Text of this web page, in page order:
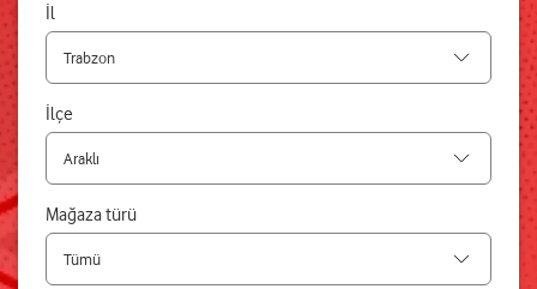
İl
İlçe
Mağaza türü